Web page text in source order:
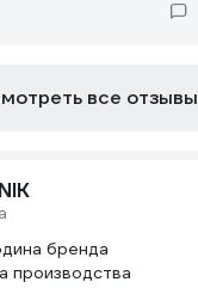
все отзывы
бренда
производства